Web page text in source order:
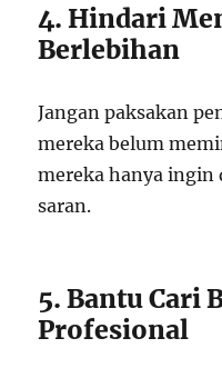
4. Hindari
Berlebihan
Jangan paksakan
mereka belum
mereka hanya ingin
saran.
5. Bantu Cari
Profesional